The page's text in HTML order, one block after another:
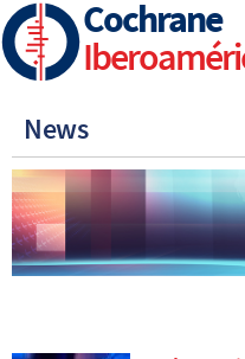
Skip
to
main
Cochrane
News